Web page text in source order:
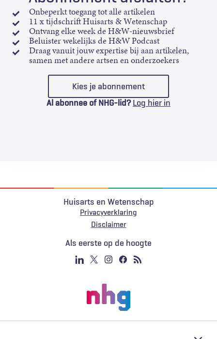
Onbeperkt toegang tot alle artikelen
11 x tijdschrift Huisarts & Wetenschap
Ontvang elke week de H&W-nieuwsbrief
Beluister wekelijks de H&W Podcast
Draag vanuit jouw expertise bij aan artikelen,
samen met andere artsen en onderzoekers
Kies je abonnement
Al abonnee of NHG-lid? Log hier in
Huisarts en Wetenschap
Privacyverklaring
Voet
Disclaimer
Als eerste op de hoogte